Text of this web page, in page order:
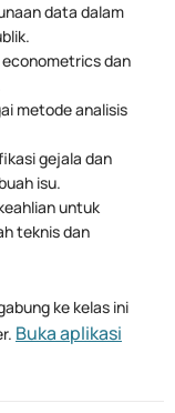
data dalam
dan
metode analisis
gejala dan
isu.
untuk
teknis dan
ke kelas ini
Buka aplikasi